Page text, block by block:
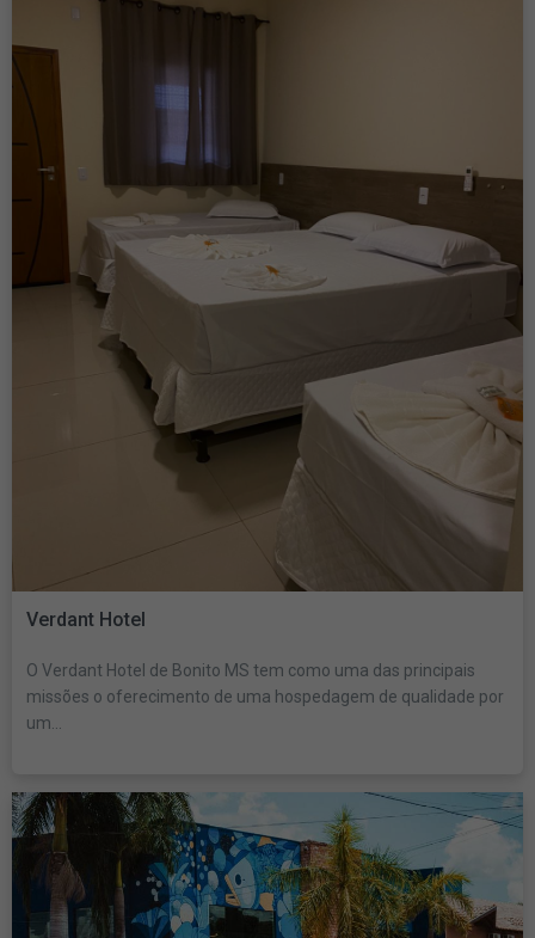
Verdant Hotel
O Verdant Hotel de Bonito MS tem como uma das principais
missões o oferecimento de uma hospedagem de qualidade por
um...